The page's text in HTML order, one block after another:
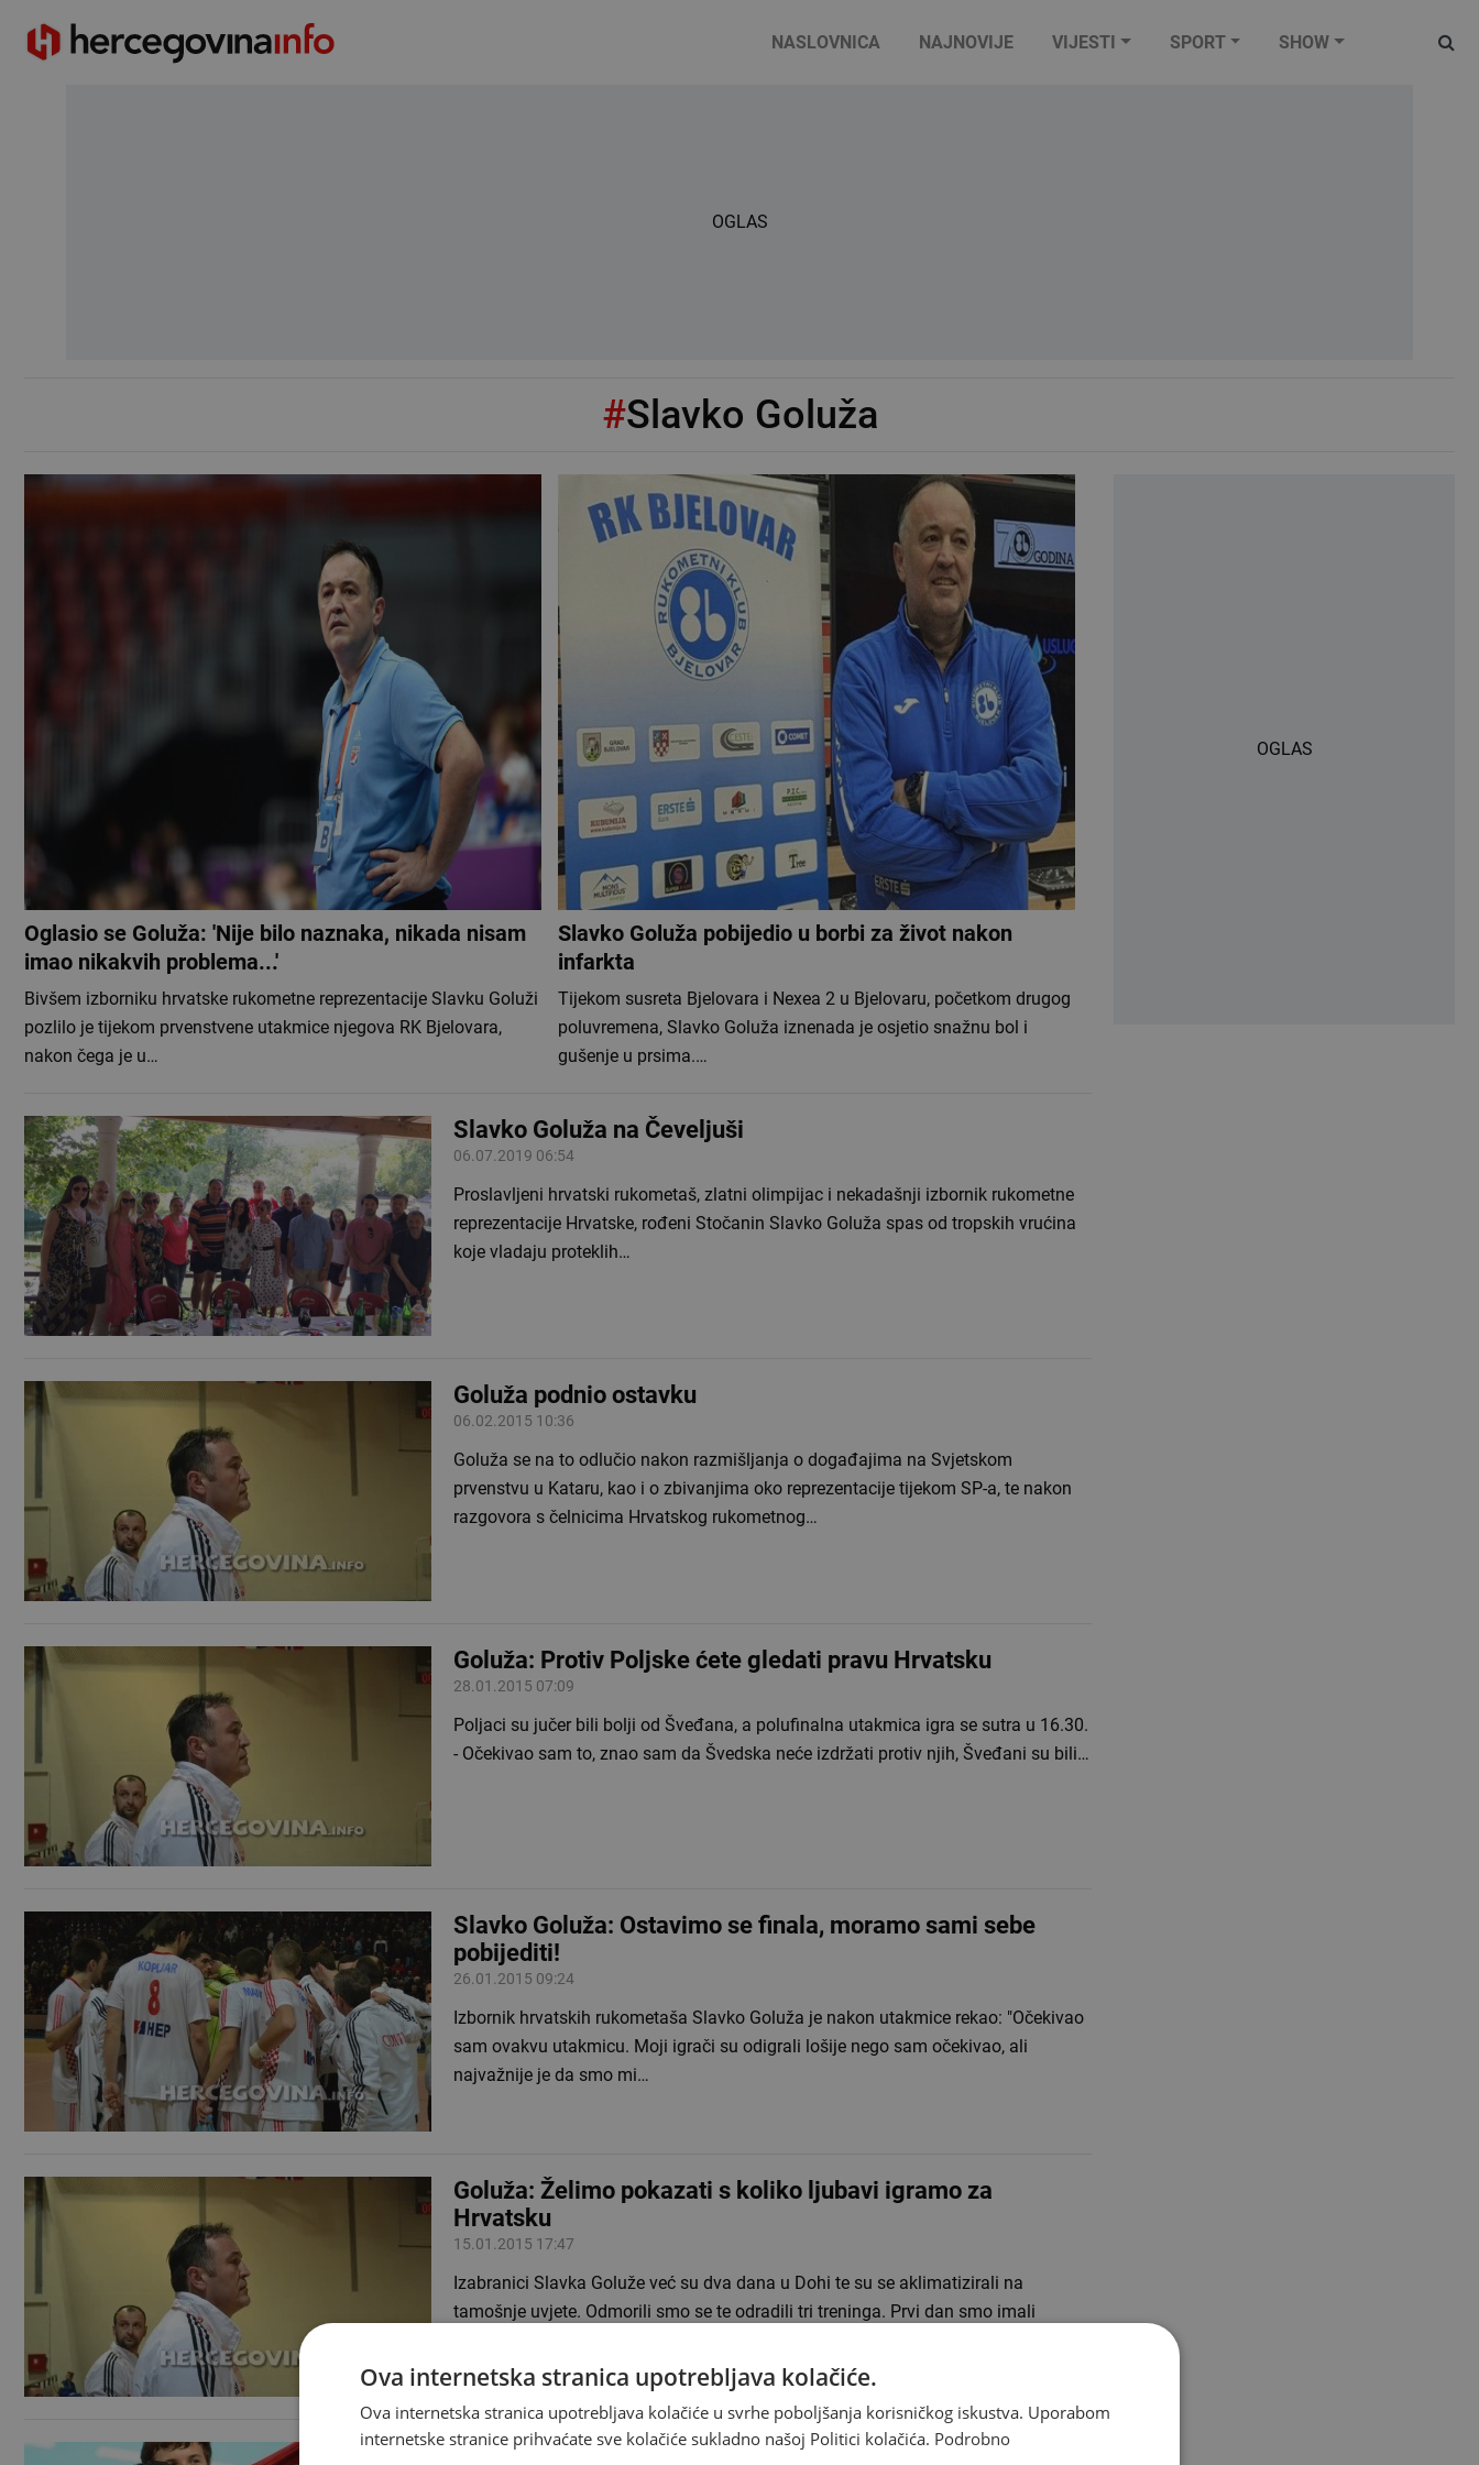
NASLOVNICA NAJNOVIJE VIJESTI SPORT SHOW
OGLAS
#Slavko Goluža
Oglasio se Goluža: 'Nije bilo naznaka, nikada nisam
imao nikakvih problema...'
Bivšem izborniku hrvatske rukometne reprezentacije Slavku Goluži
pozlilo je tijekom prvenstvene utakmice njegova RK Bjelovara,
nakon čega je u…
Slavko Goluža pobijedio u borbi za život nakon
infarkta
Tijekom susreta Bjelovara i Nexea 2 u Bjelovaru, početkom drugog
poluvremena, Slavko Goluža iznenada je osjetio snažnu bol i
gušenje u prsima.…
Slavko Goluža na Čeveljuši
06.07.2019 06:54
Proslavljeni hrvatski rukometaš, zlatni olimpijac i nekadašnji izbornik rukometne
reprezentacije Hrvatske, rođeni Stočanin Slavko Goluža spas od tropskih vrućina
koje vladaju proteklih…
Goluža podnio ostavku
06.02.2015 10:36
Goluža se na to odlučio nakon razmišljanja o događajima na Svjetskom
prvenstvu u Kataru, kao i o zbivanjima oko reprezentacije tijekom SP-a, te nakon
razgovora s čelnicima Hrvatskog rukometnog…
Goluža: Protiv Poljske ćete gledati pravu Hrvatsku
28.01.2015 07:09
Poljaci su jučer bili bolji od Šveđana, a polufinalna utakmica igra se sutra u 16.30.
- Očekivao sam to, znao sam da Švedska neće izdržati protiv njih, Šveđani su bili…
Slavko Goluža: Ostavimo se finala, moramo sami sebe
pobijediti!
26.01.2015 09:24
Izbornik hrvatskih rukometaša Slavko Goluža je nakon utakmice rekao: "Očekivao
sam ovakvu utakmicu. Moji igrači su odigrali lošije nego sam očekivao, ali
najvažnije je da smo mi…
Goluža: Želimo pokazati s koliko ljubavi igramo za
Hrvatsku
15.01.2015 17:47
Izabranici Slavka Goluže već su dva dana u Dohi te su se aklimatizirali na
tamošnje uvjete. Odmorili smo se te odradili tri treninga. Prvi dan smo imali
Širi spisak rukometaša za SP u Kataru
OGLAS
Ova internetska stranica upotrebljava kolačiće.
Ova internetska stranica upotrebljava kolačiće u svrhe poboljšanja korisničkog iskustva. Uporabom
internetske stranice prihvaćate sve kolačiće sukladno našoj Politici kolačića. Podrobno